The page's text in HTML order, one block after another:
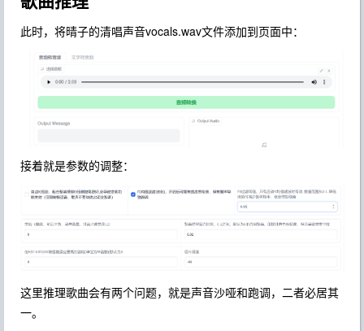
此时，将晴子的清唱声音vocals.wav文件添加到页面中：
接着就是参数的调整：
这里推理歌曲会有两个问题，就是声音沙哑和跑调，二者必居其
一。